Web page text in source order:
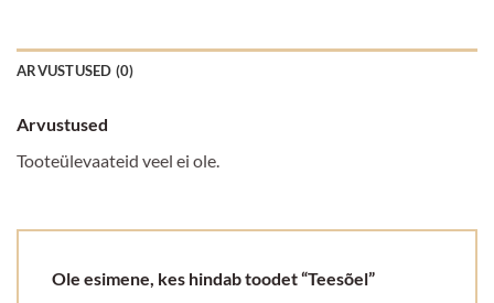
ARVUSTUSED (0)
Arvustused
Tooteülevaateid veel ei ole.
Ole esimene, kes hindab toodet “Teesõel”